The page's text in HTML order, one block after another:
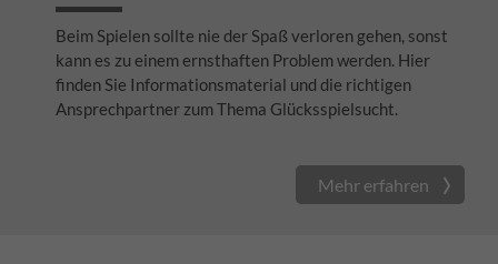
Beim Spielen sollte nie der Spaß verloren gehen, sonst
kann es zu einem ernsthaften Problem werden. Hier
finden Sie Informationsmaterial und die richtigen
Ansprechpartner zum Thema Glücksspielsucht.
Mehr erfahren